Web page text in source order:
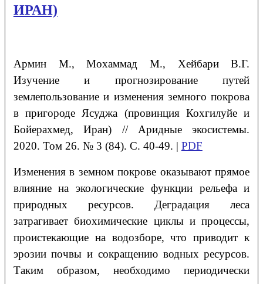
ИРАН)
Армин М., Мохаммад М., ХейбариВ.Г.
Изучение и прогнозирование путей
землепользование и изменения земного покрова
в пригороде Ясуджа (провинция Кохгилуйе и
Бойерахмед, Иран) // Аридные экосистемы.
2020. Том 26. № 3 (84). С. 40-49. | PDF
Изменения в земном покрове оказывают прямое
влияние на экологические функции рельефа и
природных ресурсов. Деградация леса
затрагивает биохимические циклы и процессы,
проистекающие на водозборе, что приводит к
эрозии почвы и сокращению водных ресурсов.
Таким образом, необходимо периодически